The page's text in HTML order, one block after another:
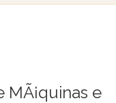
MÃ¡quinas e